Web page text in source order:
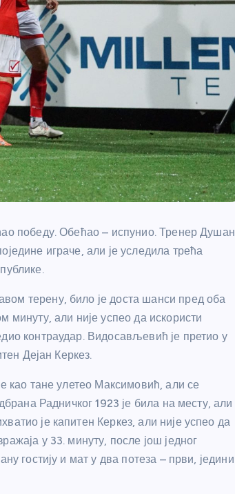
победу. Обећао – испунио. Тренер Душан
играче, али је уследила трећа
терену, било је доста шанси пред оба
минуту, али није успео да искористи
контраудар. Видосављевић је претио у
Дејан Керкез.
као тане улетео Максимовић, али се
Радничког 1923 је била на месту, али
је капитен Керкез, али није успео да
у 33. минуту, после још једног
гостију и мат у два потеза – први, једини